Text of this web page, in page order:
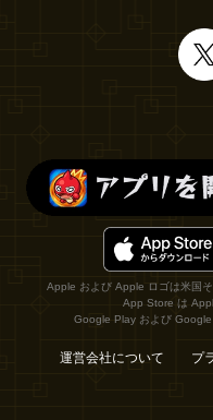
Apple および Apple ロゴは米国
App Store は
Google Play および Google
運営会社について プ